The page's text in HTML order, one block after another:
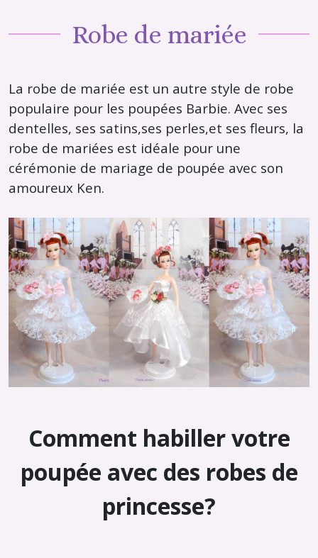
Robe de mariée
La robe de mariée est un autre style de robe
populaire pour les poupées Barbie. Avec ses
dentelles, ses satins,ses perles,et ses fleurs, la
robe de mariées est idéale pour une
cérémonie de mariage de poupée avec son
amoureux Ken.
Comment habiller votre
poupée avec des robes de
princesse?